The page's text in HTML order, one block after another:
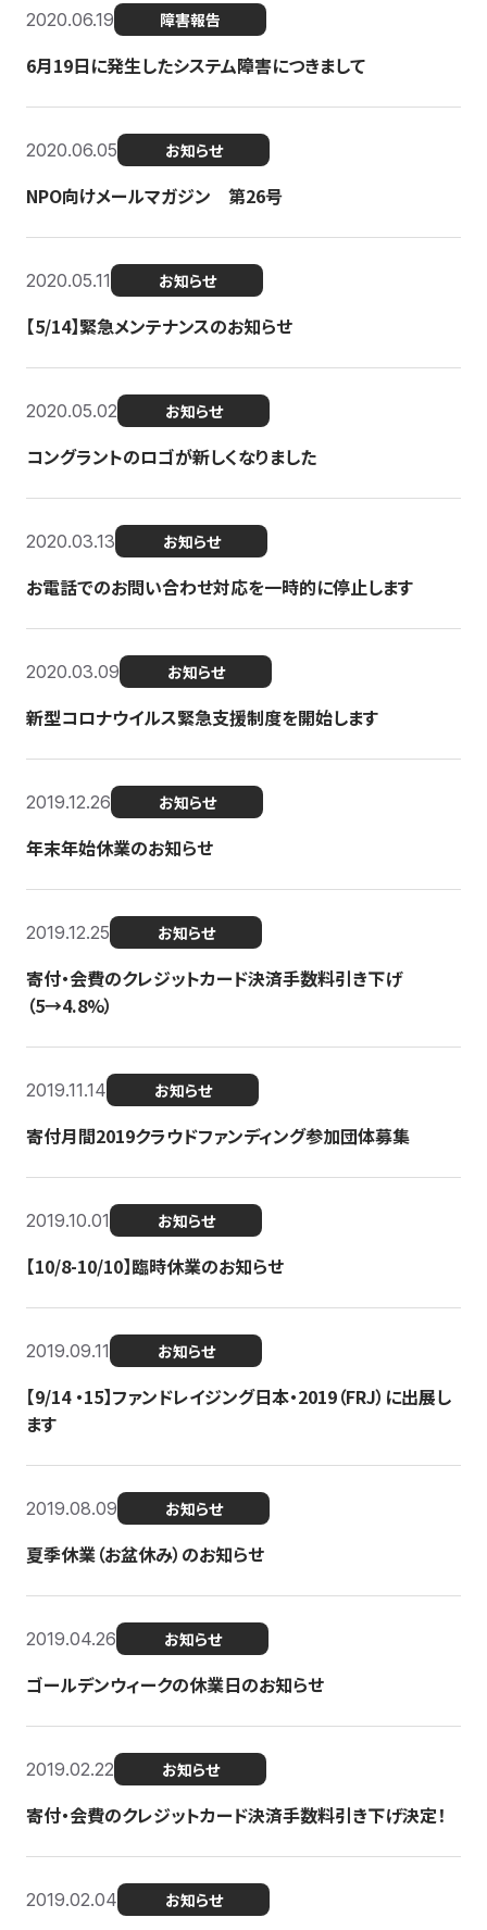
2020.06.19 障害報告
6月19日に発生したシステム障害につきまして
2020.06.05 お知らせ
NPO向けメールマガジン 第26号
2020.05.11 お知らせ
【5/14】緊急メンテナンスのお知らせ
2020.05.02 お知らせ
コングラントのロゴが新しくなりました
2020.03.13 お知らせ
お電話でのお問い合わせ対応を一時的に停止します
2020.03.09 お知らせ
新型コロナウイルス緊急支援制度を開始します
2019.12.26 お知らせ
年末年始休業のお知らせ
2019.12.25 お知らせ
寄付・会費のクレジットカード決済手数料引き下げ
（5→4.8%）
2019.11.14 お知らせ
寄付月間2019クラウドファンディング参加団体募集
2019.10.01 お知らせ
【10/8-10/10】臨時休業のお知らせ
2019.09.11 お知らせ
【9/14 ・15】ファンドレイジング日本・2019（FRJ）に出展し
ます
2019.08.09 お知らせ
夏季休業（お盆休み）のお知らせ
2019.04.26 お知らせ
ゴールデンウィークの休業日のお知らせ
2019.02.22 お知らせ
寄付・会費のクレジットカード決済手数料引き下げ決定！
2019.02.04 お知らせ